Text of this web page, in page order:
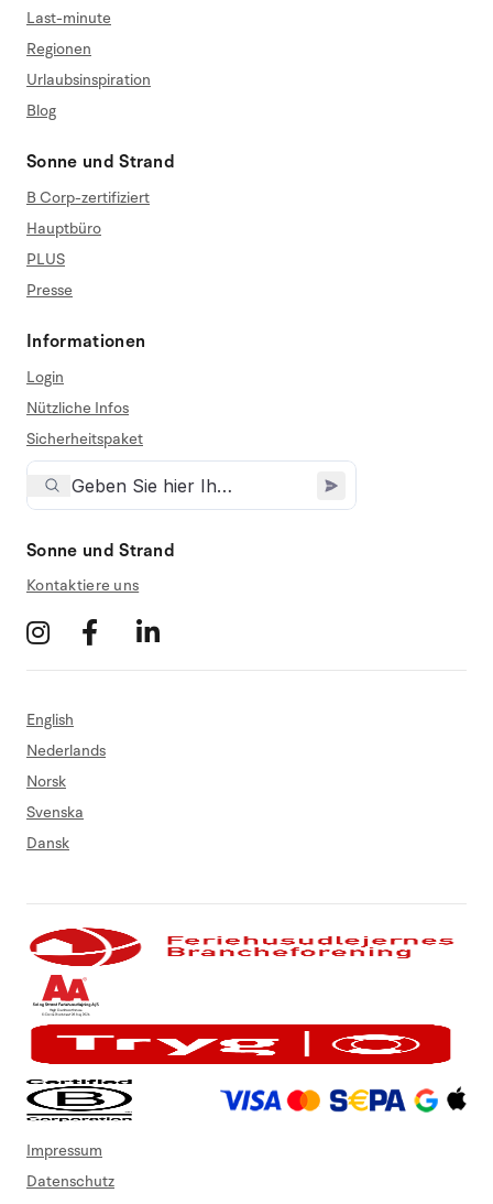
Last-minute
Regionen
Urlaubsinspiration
Blog
Sonne und Strand
B Corp-zertifiziert
Hauptbüro
PLUS
Presse
Informationen
Login
Nützliche Infos
Sicherheitspaket
Sonne und Strand
Kontaktiere uns
English
Nederlands
Norsk
Svenska
Dansk
Impressum
Datenschutz